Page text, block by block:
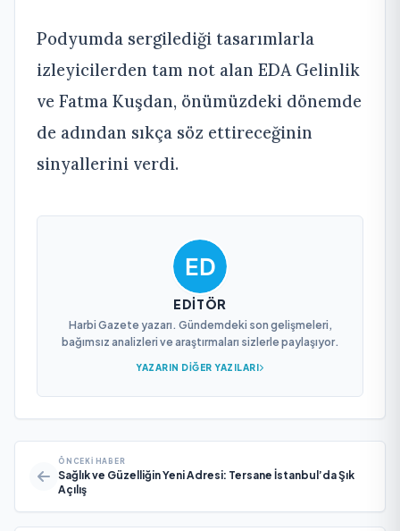
Podyumda sergilediği tasarımlarla
izleyicilerden tam not alan EDA Gelinlik
ve Fatma Kuşdan, önümüzdeki dönemde
de adından sıkça söz ettireceğinin
sinyallerini verdi.
EDITÖR
Harbi Gazete yazarı. Gündemdeki son gelişmeleri,
bağımsız analizleri ve araştırmaları sizlerle paylaşıyor.
YAZARIN DIĞER YAZILARI
ÖNCEKI HABER
Sağlık ve Güzelliğin Yeni Adresi: Tersane İstanbul’da Şık
Açılış